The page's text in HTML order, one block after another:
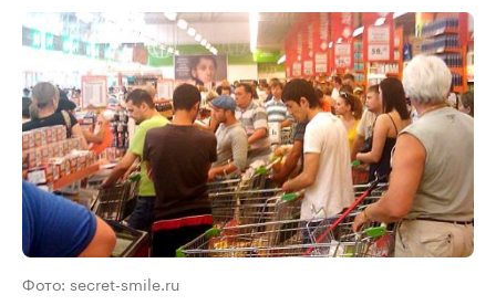
Фото: secret-smile.ru